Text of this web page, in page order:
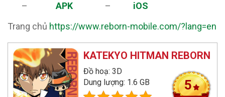
–APK – iOS
Trang chủ https://www.reborn-mobile.com/?lang=en
KATEKYO HITMAN REBORN
Đồ hoạ: 3D
Dung lượng: 1.6 GB
5